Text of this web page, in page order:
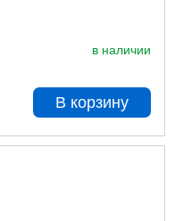
в наличии
В корзину